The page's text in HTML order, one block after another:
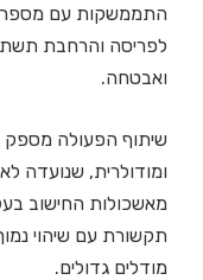
התממשקות עם מספר
ואבטחה.
שיתוף הפעולה
מאשכולות החישוב
תקשורת עם שיהוי
מודלים גדולים.